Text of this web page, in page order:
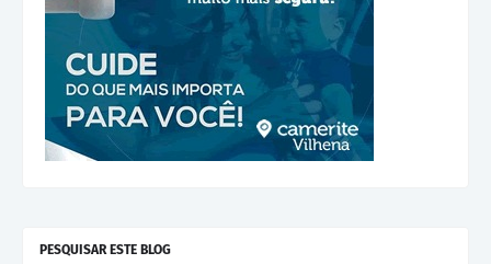
PESQUISAR ESTE BLOG